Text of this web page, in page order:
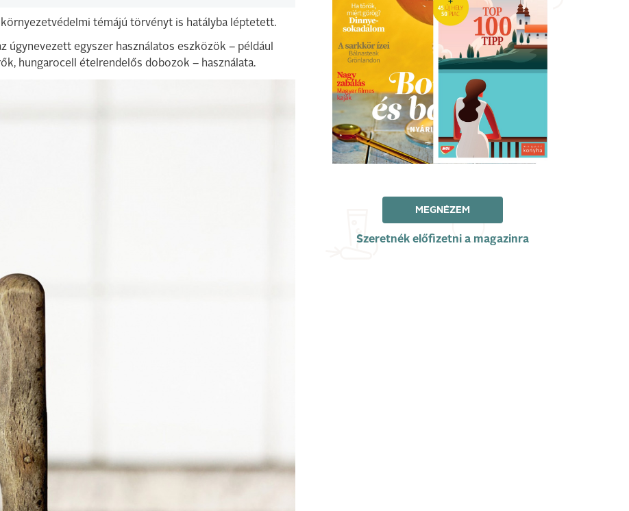
témájú törvényt is hatályba léptetett.
úgynevezett egyszer használatos eszközök – például
hungarocell ételrendelős dobozok – használata.
MEGNÉZEM
Szeretnék előfizetni a magazinra